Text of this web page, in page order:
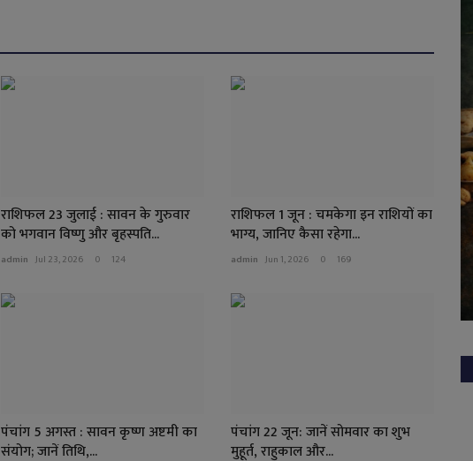
राशिफल 23 जुलाई : सावन के गुरुवार
को भगवान विष्णु और बृहस्पति...
admin Jul 23, 2026 0 124
राशिफल 1 जून : चमकेगा इन राशियों का
भाग्य, जानिए कैसा रहेगा...
admin Jun 1, 2026 0 169
पंचांग 5 अगस्त : सावन कृष्ण अष्टमी का
संयोग; जानें तिथि,...
पंचांग 22 जून: जानें सोमवार का शुभ
मुहूर्त, राहुकाल और...